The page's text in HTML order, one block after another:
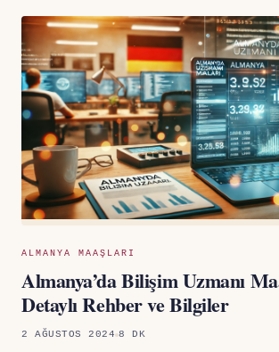
ALMANYA MAAŞLARI
Almanya’da Bilişim Uzmanı
Detaylı Rehber ve Bilgiler
2 AĞUSTOS 2024 8 DK